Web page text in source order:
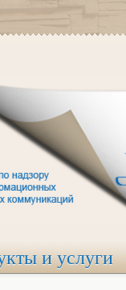
и услуги